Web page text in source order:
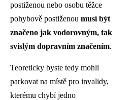
postiženou nebo osobu těžce
pohybově postiženou musí být
značeno jak vodorovným, tak
svislým dopravním značením.
Teoreticky byste tedy mohli
parkovat na místě pro invalidy,
kterému chybí jedno